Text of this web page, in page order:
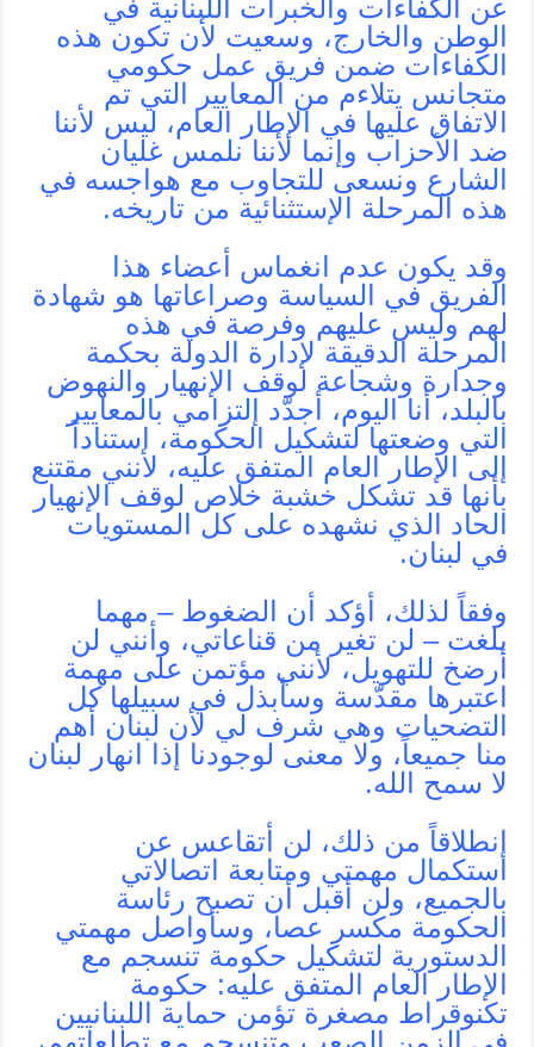
عن الكفاءات والخبرات اللبنانية في
الوطن والخارج، وسعيت لأن تكون هذه
الكفاءات ضمن فريق عمل حكومي
متجانس يتلاءم من المعايير التي تم
الاتفاق عليها في الإطار العام، ليس لأننا
ضد الأحزاب وإنما لأننا نلمس غليان
الشارع ونسعى للتجاوب مع هواجسه في
هذه المرحلة الإستثنائية من تاريخه.
وقد يكون عدم انغماس أعضاء هذا
الفريق في السياسة وصراعاتها هو شهادة
لهم وليس عليهم وفرصة في هذه
المرحلة الدقيقة لإدارة الدولة بحكمة
وجدارة وشجاعة لوقف الإنهيار والنهوض
بالبلد، أنا اليوم، أجدّد إلتزامي بالمعايير
التي وضعتها لتشكيل الحكومة، استناداً
إلى الإطار العام المتفق عليه، لأنني مقتنع
بأنها قد تشكل خشبة خلاص لوقف الإنهيار
الحاد الذي نشهده على كل المستويات
في لبنان.
وفقاً لذلك، أؤكد أن الضغوط – مهما
بلغت – لن تغير من قناعاتي، وأنني لن
أرضخ للتهويل، لأنني مؤتمن على مهمة
اعتبرها مقدّسة وسأبذل في سبيلها كل
التضحيات وهي شرف لي لأن لبنان أهم
منا جميعاً، ولا معنى لوجودنا إذا انهار لبنان
لا سمح الله.
إنطلاقاً من ذلك، لن أتقاعس عن
استكمال مهمتي ومتابعة اتصالاتي
بالجميع، ولن أقبل أن تصبح رئاسة
الحكومة مكسر عصا، وسأواصل مهمتي
الدستورية لتشكيل حكومة تنسجم مع
الإطار العام المتفق عليه: حكومة
تكنوقراط مصغرة تؤمن حماية اللبنانيين